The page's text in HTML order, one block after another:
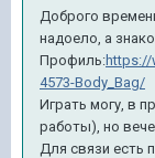
Доброго
надоело, а
Профиль:
4573-Body_Bag/
Играть могу, в
работы), но
Для связи есть